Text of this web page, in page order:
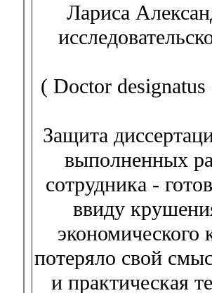
Лариса
( Doctor
Защита
выполненных
сотрудника -
ввиду
потеряло свой
и практическая